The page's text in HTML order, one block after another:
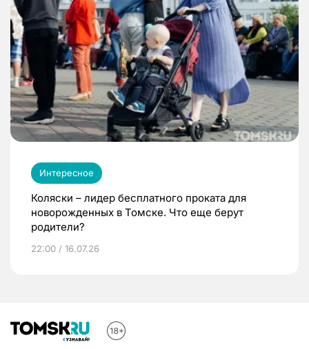
Интересное
Коляски – лидер бесплатного проката для
новорожденных в Томске. Что еще берут
родители?
22:00 / 16.07.26